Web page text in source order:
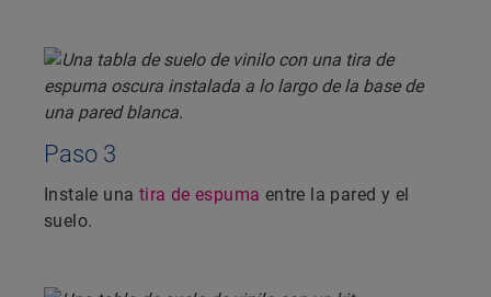
Paso 3
Instale una tira de espuma entre la pared y el
suelo.